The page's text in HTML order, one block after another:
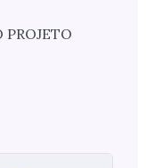
PROJETO